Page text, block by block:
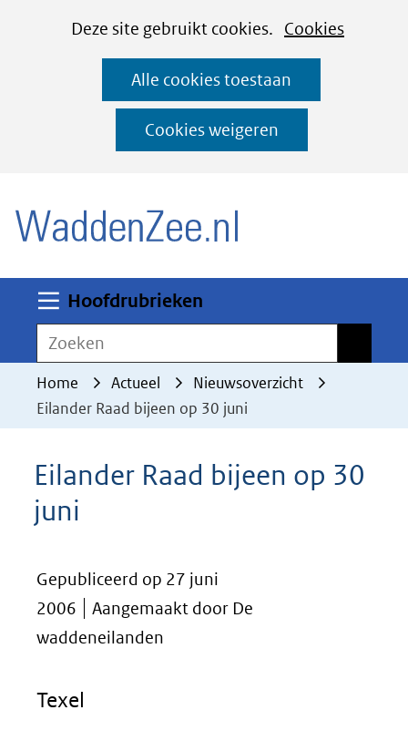
CookiesDeze site gebruikt cookies. Cookies
deze
worden
toegestaan
geweigerd.
Alle cookies toestaan
Cookies weigeren
Ga
naar
de
inhoud
Hoofdrubrieken
Zoeken
Home Actueel
Nieuwsoverzicht
Eilander Raad bijeen op 30 juni
Eilander Raad bijeen op 30
juni
Gepubliceerd op 27 juni
2006
Aangemaakt door De
waddeneilanden
Texel